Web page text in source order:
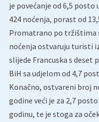
je povećanje od 6,5
424 noćenja, porast od
Promatrano po tržištima
noćenja ostvaruju turisti
slijede Francuska s deset
BiH sa udjelom od 4,7
Konačno, ostvareni broj
godine veći je za 2,7
godinu, te je stoga za